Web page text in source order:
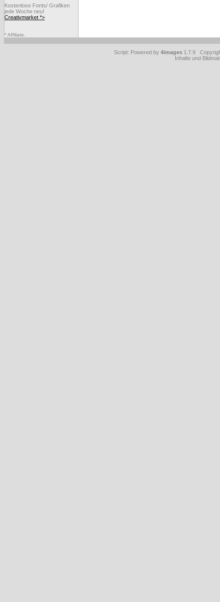
Kostenlose Fonts/ Grafiken
jede Woche neu!
Creativmarket *>
* Affiliate.
Script: Powered by 4images 1.7.9
Inhalte und